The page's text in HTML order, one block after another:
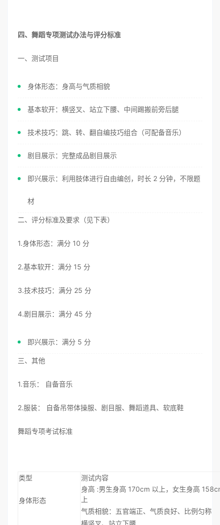
四、舞蹈专项测试办法与评分标准
一、测试项目
身体形态：身高与气质相貌
基本软开：横竖叉、站立下腰、中间踢搬前旁后腿
技术技巧：跳、转、翻自编技巧组合（可配备音乐）
剧目展示：完整成品剧目展示
即兴展示：利用肢体进行自由编创，时长 2 分钟，不限题
材
二、评分标准及要求（见下表）
1.身体形态：满分 10 分
2.基本软开：满分 15 分
3.技术技巧：满分 25 分
4.剧目展示：满分 45 分
即兴展示：满分 5 分
三、其他
1.音乐： 自备音乐
2.服装： 自备吊带体操服、剧目服、舞蹈道具、软底鞋
舞蹈专项考试标准
类型 测试内容
身体形态
身高 :男生身高 170cm 以上，女生身高
上
气质相貌：五官端正、气质良好、比例匀称
横竖叉、站立下腰